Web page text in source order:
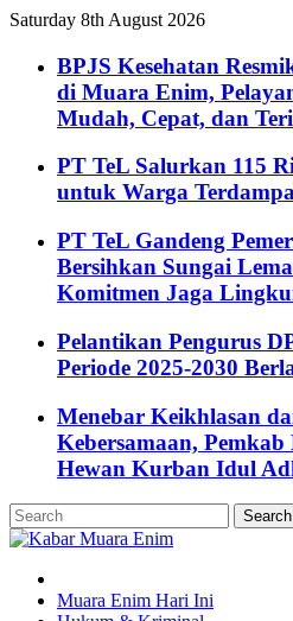
Saturday 8th August 2026
BPJS Kesehatan
di Muara Enim,
Mudah, Cepat, dan
PT TeL Salurkan 115
untuk Warga
PT TeL Gandeng
Bersihkan Sungai
Komitmen Jaga
Pelantikan Pengurus
Periode 2025-2030
Menebar Keikhlasan
Kebersamaan,
Hewan Kurban Idul
Muara Enim Hari Ini